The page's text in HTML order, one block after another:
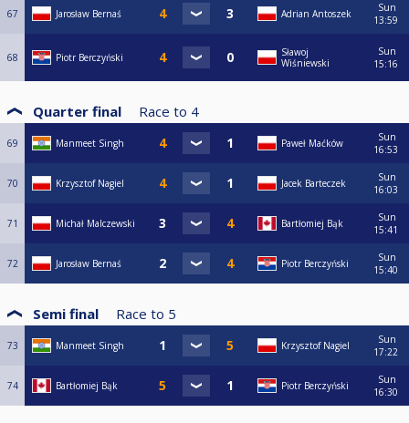
67 Jarosław Bernaś Adrian Antoszek
Sun
13:59
68 Piotr Berczyński
Sławoj
Wiśniewski
Sun
15:16
Quarter final Race to 4
69 Manmeet Singh Paweł Maćków
Sun
16:53
70 Krzysztof Nagiel Jacek Barteczek
Sun
16:03
71 Michał Malczewski Bartłomiej Bąk
Sun
15:41
72 Jarosław Bernaś Piotr Berczyński
Sun
15:40
Semi final Race to 5
73 Manmeet Singh Krzysztof Nagiel
Sun
17:22
74 Bartłomiej Bąk Piotr Berczyński
Sun
16:30